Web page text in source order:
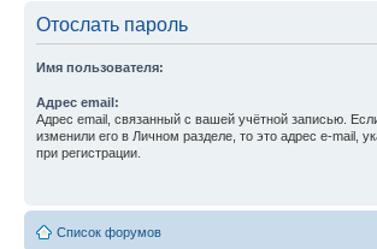
Отослать пароль
Имя пользователя:
Адрес email:
Адрес email, связанный с вашей учётной записью.
изменили его в Личном разделе, то это адрес e-mail,
при регистрации.
Список форумов